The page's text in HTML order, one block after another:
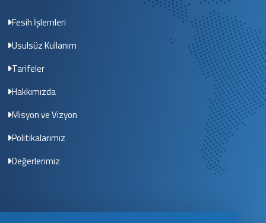
Fesih İşlemleri
Usulsüz Kullanım
Tarifeler
Hakkımızda
Misyon ve Vizyon
Politikalarımız
Değerlerimiz